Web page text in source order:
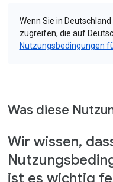
Wenn Sie in
zugreifen, die auf
Nutzungsbedingungen
Was diese
Wir wissen,
ist es wichtig